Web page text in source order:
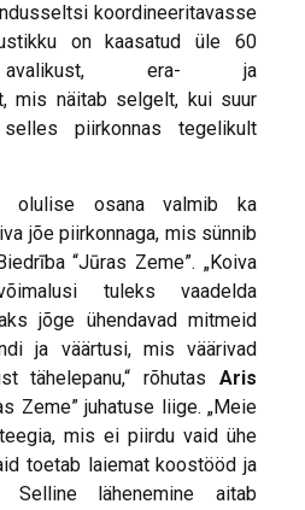
koordineeritavasse
on kaasatud üle 60
avalikust, era- ja
mis näitab selgelt, kui suur
piirkonnas tegelikult
olulise osana valmib ka
jõe piirkonnaga, mis sünnib
“Jūras Zeme”. „Koiva
tuleks vaadelda
jõge ühendavad mitmeid
ja väärtusi, mis väärivad
tähelepanu,“ rõhutas Aris
Zeme” juhatuse liige. „Meie
mis ei piirdu vaid ühe
toetab laiemat koostööd ja
Selline lähenemine aitab